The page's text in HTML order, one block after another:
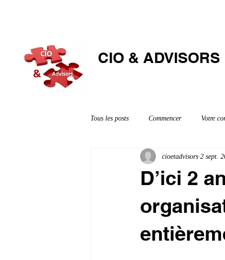
CIO & ​ADVISORS
Tous les posts Commencer Votre
D’ici 2
cioetadvisors 2 sept.